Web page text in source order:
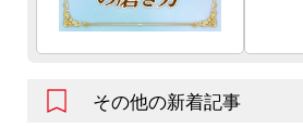
その他の新着記事